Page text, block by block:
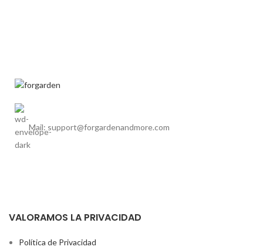
Mail: support@forgardenandmore.com
VALORAMOS LA PRIVACIDAD
Política de Privacidad